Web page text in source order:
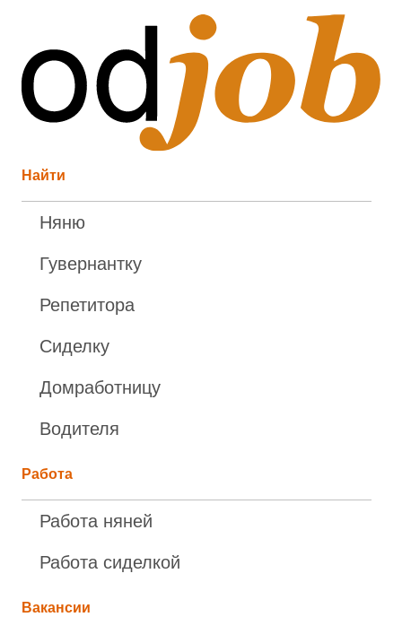
Найти
Няню
Гувернантку
Репетитора
Сиделку
Домработницу
Водителя
Работа
Работа няней
Работа сиделкой
Вакансии